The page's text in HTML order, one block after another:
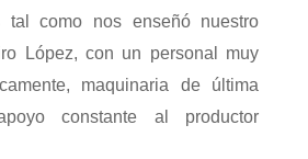
tal como nos enseñó nuestro
López, con un personal muy
maquinaria de última
constante al productor